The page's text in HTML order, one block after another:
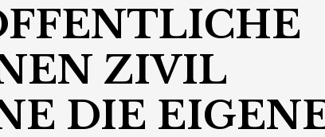
ZIVIL
DIE